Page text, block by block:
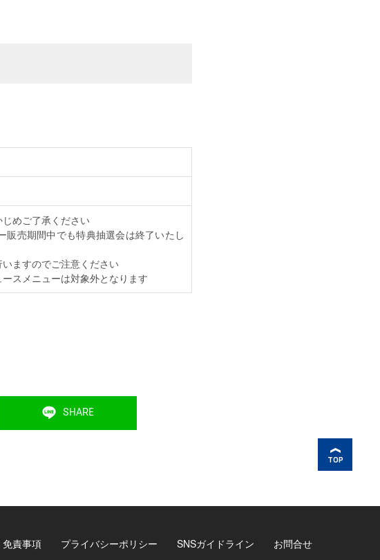
めご了承ください
売期間中でも特典抽選会は終了いたし
ますのでご注意ください
スメニューは対象外となります
SHARE
TOP
責事項 プライバシーポリシー SNSガイドライン お問合せ